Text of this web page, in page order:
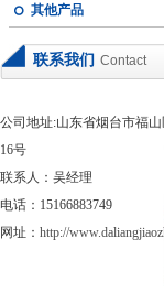
其他产品
联系我们 Contact
公司地址:山东省烟台市福
16号
联系人：吴经理
电话：15166883749
网址： http://